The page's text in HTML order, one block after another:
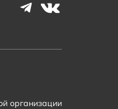
организации